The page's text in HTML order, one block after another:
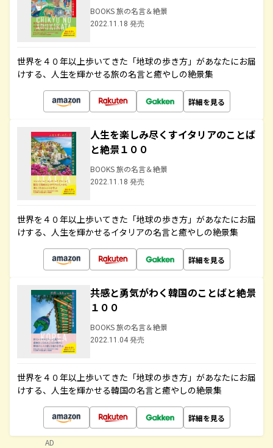
BOOKS 旅の名言＆絶景
2022.11.18 発売
世界を４０年以上歩いてきた「地球の歩き方」があなたにお届
けする、人生を輝かせる旅の名言と癒やしの絶景集
詳細を見る
人生を楽しみ尽くすイタリアのことば
と絶景１００
BOOKS 旅の名言＆絶景
2022.11.18 発売
世界を４０年以上歩いてきた「地球の歩き方」があなたにお届
けする、人生を輝かせるイタリアの名言と癒やしの絶景集
詳細を見る
共感と勇気がわく韓国のことばと絶景
１００
BOOKS 旅の名言＆絶景
2022.11.04 発売
世界を４０年以上歩いてきた「地球の歩き方」があなたにお届
けする、人生を輝かせる韓国の名言と癒やしの絶景集
詳細を見る
AD